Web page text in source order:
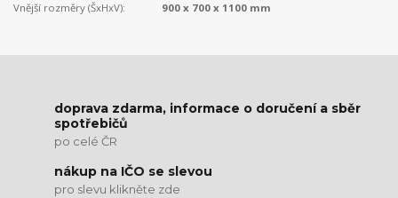
Vnější rozměry (ŠxHxV):
900 x 700 x 1100 mm
doprava zdarma, informace o doručení a sběr
spotřebičů
po celé ČR
nákup na IČO se slevou
pro slevu klikněte zde